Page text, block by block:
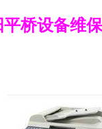
桥设备维